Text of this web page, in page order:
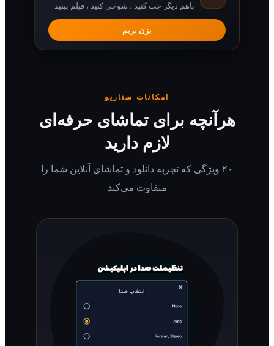
باهم دیگر چت کنید ، شوخی کنید ، فیلم ببنید
امکانات سناریو
برای تماشای حرفه‌ای
لازم دارید
۲۰ ویژگی که تجربه دانلود و تماشای آنلاین شما را
متفاوت می‌کند